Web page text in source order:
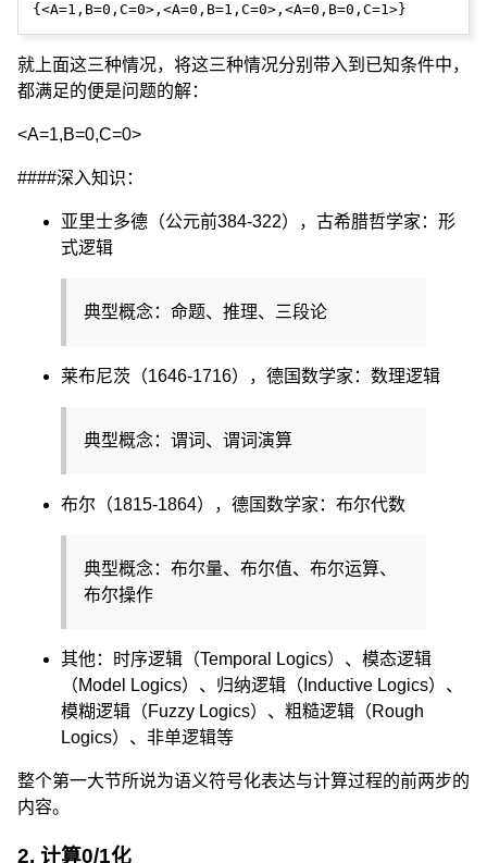
就上面这三种情况，将这三种情况分别带入到已知条件中，
都满足的便是问题的解：
<A=1,B=0,C=0>
####深入知识：
亚里士多德（公元前384-322），古希腊哲学家：形
式逻辑
典型概念：命题、推理、三段论
莱布尼茨（1646-1716），德国数学家：数理逻辑
典型概念：谓词、谓词演算
布尔（1815-1864），德国数学家：布尔代数
典型概念：布尔量、布尔值、布尔运算、
布尔操作
其他：时序逻辑（Temporal Logics）、模态逻辑
（Model Logics）、归纳逻辑（Inductive Logics）、
模糊逻辑（Fuzzy Logics）、粗糙逻辑（Rough
Logics）、非单逻辑等
整个第一大节所说为语义符号化表达与计算过程的前两步的
内容。
2. 计算0/1化